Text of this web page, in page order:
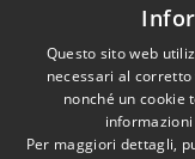
Meccanismo di
Questo sito web
necessari al
nonché un cookie
Per maggiori dettagli,